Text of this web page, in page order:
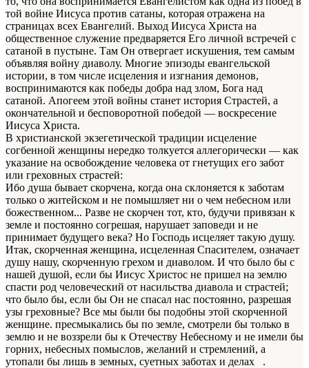
той войне Иисуса против сатаны, которая отражена на
страницах всех Евангелий. Выход Иисуса Христа на
общественное служение предваряется Его личной встречей с
сатаной в пустыне. Там Он отвергает искушения, тем самым
объявляя войну диаволу. Многие эпизоды евангельской
истории, в том числе исцеления и изгнания демонов,
воспринимаются как победы добра над злом, Бога над
сатаной. Апогеем этой войны станет история Страстей, а
окончательной и бесповоротной победой — воскресение
Иисуса Христа.
В христианской экзегетической традиции исцеление
согбенной женщины нередко толкуется аллегорически — как
указание на освобождение человека от гнетущих его забот
или греховных страстей:
Ибо душа бывает скорчена, когда она склоняется к заботам
только о житейском и не помышляет ни о чем небесном или
божественном... Разве не скорчен тот, кто, будучи привязан к
земле и постоянно согрешая, нарушает заповеди и не
принимает будущего века? Но Господь исцеляет такую душу.
Итак, скорченная женщина, исцеленная Спасителем, означает
душу нашу, скорченную грехом и диаволом. И что было бы с
нашей душой, если бы Иисус Христос не пришел на землю
спасти род человеческий от насильства диавола и страстей;
что было бы, если бы Он не спасал нас постоянно, разрешая
узы греховные? Все мы были бы подобны этой скорченной
женщине. пресмыкались бы по земле, смотрели бы только в
землю и не воззрели бы к Отечеству Небесному и не имели бы
горних, небесных помыслов, желаний и стремлений, а
утопали бы лишь в земных, суетных заботах и делах .